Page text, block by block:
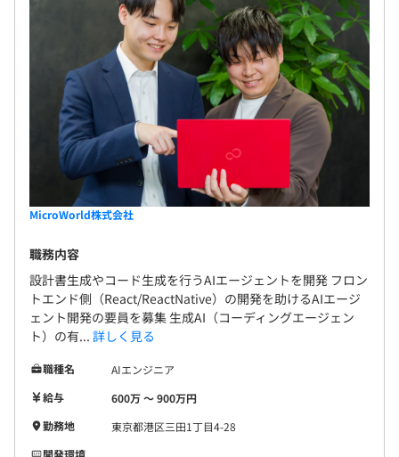
アジャイル／スクラム方式の開発が多いです。
案件にもよりますが、3名～10名程度のチームです。
MicroWorld株式会社
職務内容
設計書生成やコード生成を行うAIエージェントを開発 フロン
トエンド側（React/ReactNative）の開発を助けるAIエージ
ェント開発の要員を募集 生成AI（コーディングエージェン
ト）の有... 詳しく見る
職種名
AIエンジニア
給与
600万 〜 900万円
勤務地
東京都港区三田1丁目4-28